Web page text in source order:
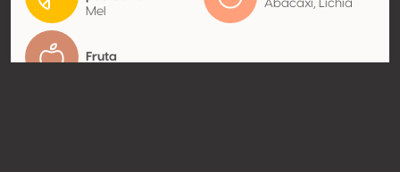
Mel
Abacaxi, Lichia
Fruta